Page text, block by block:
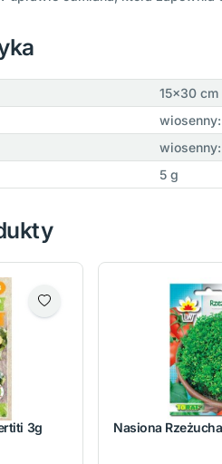
15x30 cm
5 g
3g Nasiona